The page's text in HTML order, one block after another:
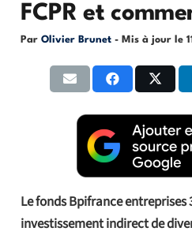
FCPR et
Par Olivier Brunet - Mis à jour le
Le fonds Bpifrance entreprises
investissement indirect de